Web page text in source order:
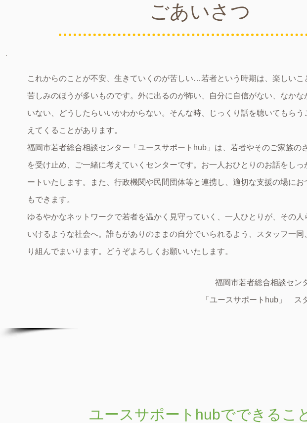
​ごあいさつ
福岡市若者総合相談
「ユースサポートhub」 ス
これからのことが不安、生きていくのが苦しい…若者という時期は、楽しいこ
苦しみのほうが多いものです。外に出るのが怖い、自分に自信がない、なかな
いない、どうしたらいいかわからない。そんな時、じっくり話を聴いてもらう
えてくることがあります。
福岡市若者総合相談センター「ユースサポートhub」は、若者やそのご家族の
を受け止め、ご一緒に考えていくセンターです。お一人おひとりのお話をしっ
ートいたします。また、行政機関や民間団体等と連携し、適切な支援の場にお
もできます。
ゆるやかなネットワークで若者を温かく見守っていく、一人ひとりが、その人
いけるような社会へ。誰もがありのままの自分でいられるよう、スタッフ一同
り組んでまいります。どうぞよろしくお願いいたします。
ユースサポートhubでできるこ